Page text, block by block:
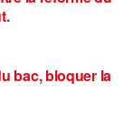
bac, bloquer la